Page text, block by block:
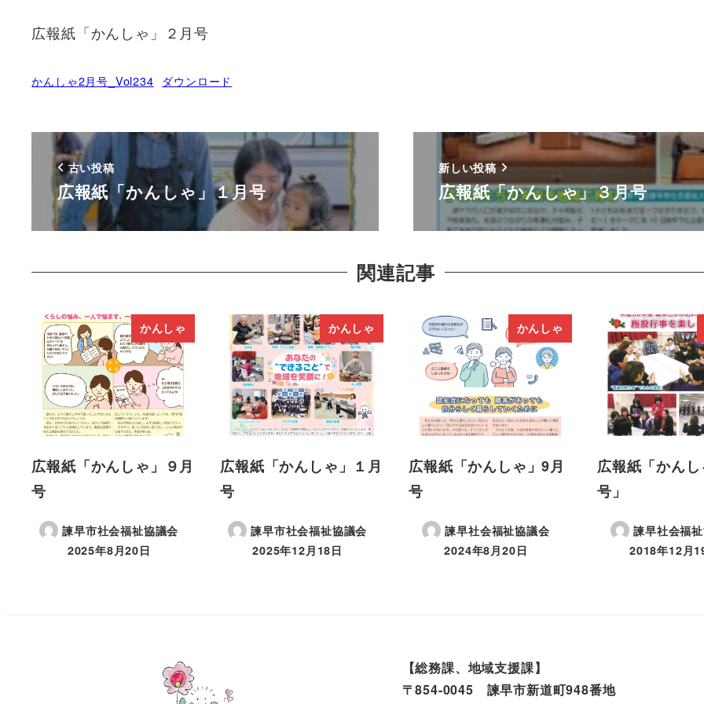
広報紙「かんしゃ」２月号
かんしゃ2月号_Vol234 ダウンロード
古い投稿
広報紙「かんしゃ」１月号
新しい投稿
広報紙「かんしゃ」３月号
関連記事
かんしゃ
広報紙「かんしゃ」９月
号
諫早市社会福祉協議会
2025年8月20日
かんしゃ
広報紙「かんしゃ」１月
号
諫早市社会福祉協議会
2025年12月18日
かんしゃ
広報紙「かんしゃ」9月
号
諫早社会福祉協議会
2024年8月20日
広報紙「かん
号」
諫早社会福
2018年12月
【総務課、地域支援課】
〒854-0045 諫早市新道町948番地